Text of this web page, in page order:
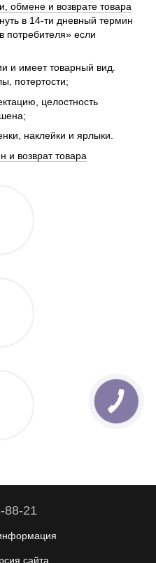
обмене и возврате товара
в 14-ти дневный термин
потребителя» если
и имеет товарный вид.
потертости;
целостность
наклейки и ярлыки.
возврат товара
88-21
сайта